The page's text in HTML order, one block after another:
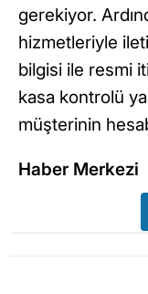
gerekiyor.
hizmetleriyle
bilgisi ile resmi
kasa kontrolü
müşterinin
Haber Merkezi